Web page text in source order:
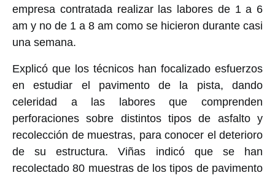
empresa contratada realizar las labores de 1 a 6
am y no de 1 a 8 am como se hicieron durante casi
una semana.
Explicó que los técnicos han focalizado esfuerzos
en estudiar el pavimento de la pista, dando
celeridad a las labores que comprenden
perforaciones sobre distintos tipos de asfalto y
recolección de muestras, para conocer el deterioro
de su estructura. Viñas indicó que se han
recolectado 80 muestras de los tipos de pavimento